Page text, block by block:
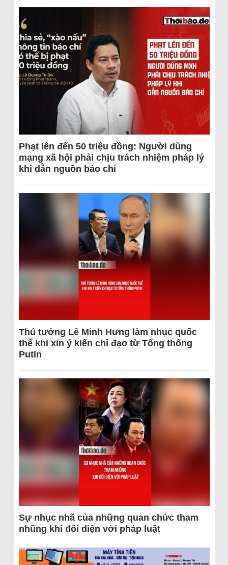
Phạt lên đến 50 triệu đồng: Người dùng
mạng xã hội phải chịu trách nhiệm pháp lý
khi dẫn nguồn báo chí
Thủ tướng Lê Minh Hưng làm nhục quốc
thể khi xin ý kiến chỉ đạo từ Tổng thống
Putin
Sự nhục nhã của những quan chức tham
nhũng khi đối diện với pháp luật